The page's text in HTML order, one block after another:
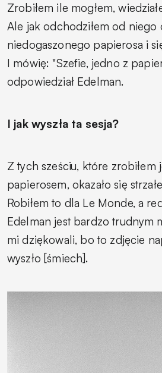
Zrobiłem ile mogłem,
Ale jak odchodziłem od niego
niedogaszonego papierosa i
I mówię: "Szefie, jedno z
odpowiedział Edelman.
I jak wyszła ta sesja?
Z tych sześciu, które zrobiłem
papierosem, okazało się
Robiłem to dla Le Monde, a
Edelman jest bardzo trudnym
mi dziękowali, bo to zdjęcie
wyszło [śmiech].